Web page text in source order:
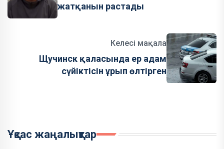
жатқанын растады
Келесі мақала
Щучинск қаласында ер адам
сүйіктісін ұрып өлтірген
Ұқсас жаңалықтар